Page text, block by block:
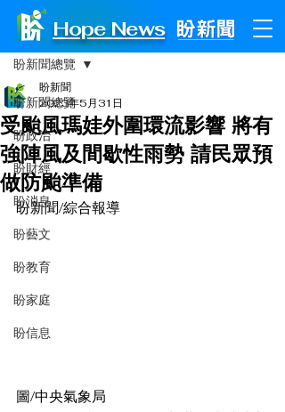
Hope News
文章
盼新聞總覽
盼政治
盼財經
盼消息
盼藝文
盼教育
盼家庭
盼信息
盼新聞總覽
受颱風瑪娃外圍環流影響 將有
強陣風及間歇性雨勢 請民眾預
做防颱準備
盼新聞
2023年5月31日
盼新聞/綜合報導
圖/中央氣象局